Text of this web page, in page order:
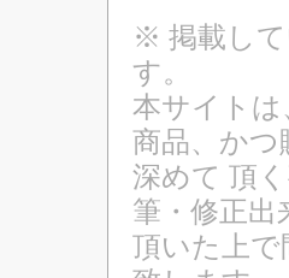
※ 掲載して
す。
本サイト
商品、かつ
深めて 頂
筆・修正
頂いた上で